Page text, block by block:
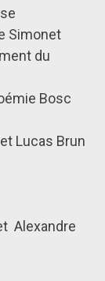
Simonet
du
Bosc
Lucas Brun
Alexandre